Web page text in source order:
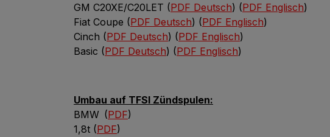
GM C20XE/C20LET (PDF Deutsch) (PDF Englisch)
Fiat Coupe (PDF Deutsch) (PDF Englisch)
Cinch (PDF Deutsch) (PDF Englisch)
Basic (PDF Deutsch) (PDF Englisch)
Umbau auf TFSI Zündspulen:
BMW (PDF)
1,8t (PDF)